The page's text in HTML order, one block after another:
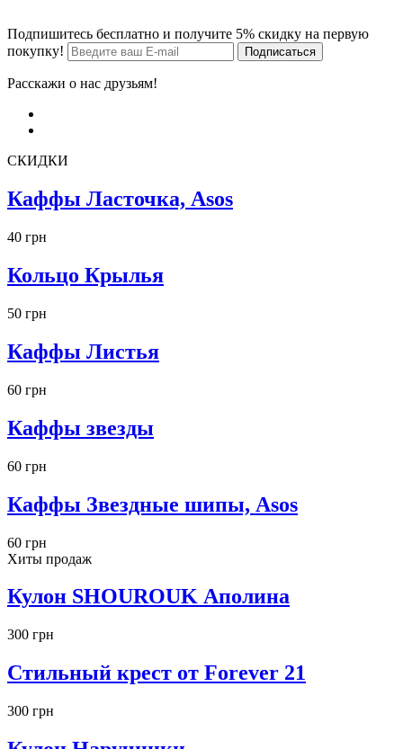
Подпишитесь бесплатно и получите 5% скидку на первую
покупку!
Расскажи о нас друзьям!
СКИДКИ
Каффы Ласточка, Asos
40 грн
Кольцо Крылья
50 грн
Каффы Листья
60 грн
Каффы звезды
60 грн
Каффы Звездные шипы, Asos
60 грн
Хиты продаж
Кулон SHOUROUK Аполина
300 грн
Стильный крест от Forever 21
300 грн